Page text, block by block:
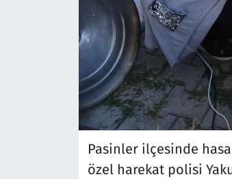
Pasinler ilçesinde
özel harekat polisi